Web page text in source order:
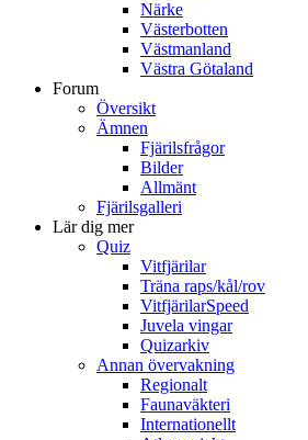
Närke
Västerbotten
Västmanland
Västra Götaland
Forum
Översikt
Ämnen
Fjärilsfrågor
Bilder
Allmänt
Fjärilsgalleri
Lär dig mer
Quiz
Vitfjärilar
Träna raps/kål/rov
VitfjärilarSpeed
Juvela vingar
Quizarkiv
Annan övervakning
Regionalt
Faunaväkteri
Internationellt